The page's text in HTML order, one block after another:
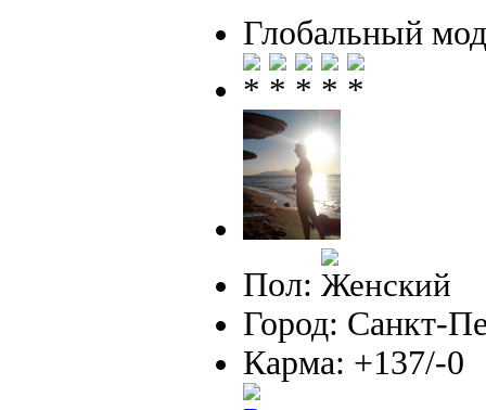
Глобальный
Пол:
Город: Санкт-
Карма: +137/-0